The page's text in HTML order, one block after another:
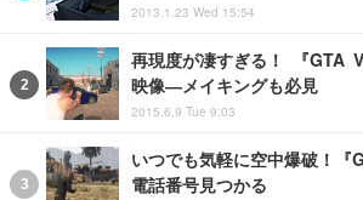
2013.1.23 Wed 15:54
再現度が凄すぎる！ 『GTA
映像―メイキングも必見
2015.6.9 Tue 9:03
いつでも気軽に空中爆破！『
電話番号見つかる